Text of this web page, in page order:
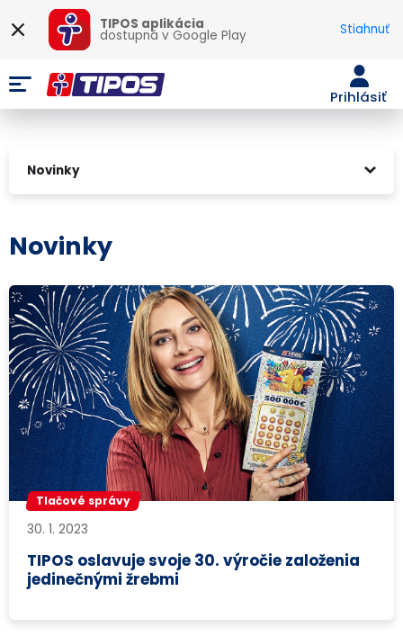
TIPOS aplikácia
dostupná vGoogle Play Stiahnuť
Prihlásiť
Novinky
Novinky
Tlačové správy
30. 1. 2023
TIPOS oslavuje svoje 30. výročie založenia
jedinečnými žrebmi